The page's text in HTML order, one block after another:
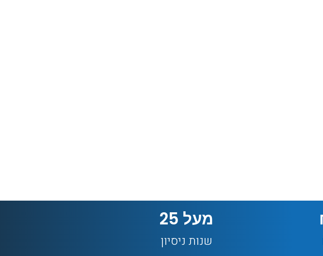
שנות ניסיון
מעל 25